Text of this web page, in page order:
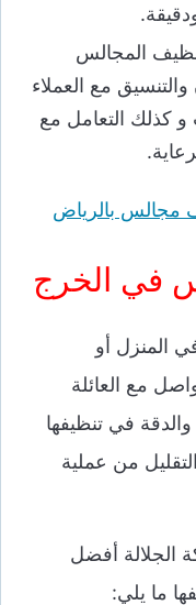
المجالس
مع العملاء
و كذلك التعامل مع
مجالس بالرياض
في الخرج
المنزل أو
مع العائلة
والدقة في تنظيفها
من عملية
الجلالة أفضل
ما يلي: